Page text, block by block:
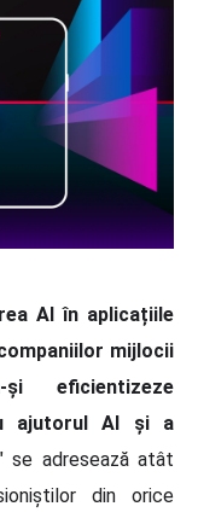
AI în aplicațiile
mijlocii
eficientizeze
ajutorul AI și a
se adresează atât
din orice